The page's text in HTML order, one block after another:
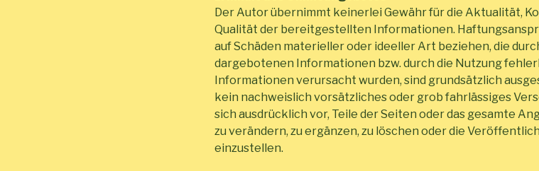
Der Autor übernimmt keinerlei Gewähr für die Aktualität,
Qualität der bereitgestellten Informationen.
auf Schäden materieller oder ideeller Art beziehen, die
dargebotenen Informationen bzw. durch die Nutzung
Informationen verursacht wurden, sind grundsätzlich
kein nachweislich vorsätzliches oder grob fahrlässiges
sich ausdrücklich vor, Teile der Seiten oder das gesamte
zu verändern, zu ergänzen, zu löschen oder die
einzustellen.